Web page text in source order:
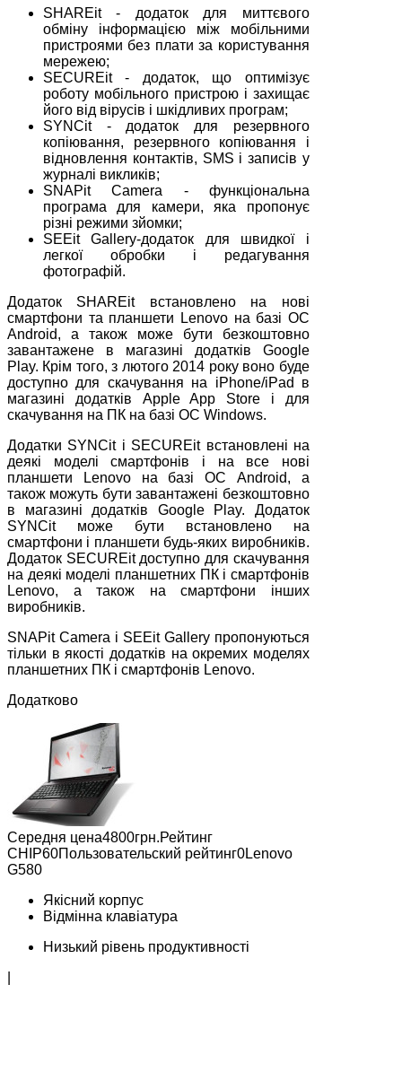
SHAREit - додаток для миттєвого
обміну інформацією між мобільними
пристроями без плати за користування
мережею;
SECUREit - додаток, що оптимізує
роботу мобільного пристрою і захищає
його від вірусів і шкідливих програм;
SYNCit - додаток для резервного
копіювання, резервного копіювання і
відновлення контактів, SMS і записів у
журналі викликів;
SNAPit Camera - функціональна
програма для камери, яка пропонує
різні режими зйомки;
SEEit Gallery-додаток для швидкої і
легкої обробки і редагування
фотографій.
Додаток SHAREit встановлено на нові
смартфони та планшети Lenovo на базі ОС
Android, а також може бути безкоштовно
завантажене в магазині додатків Google
Play. Крім того, з лютого 2014 року воно буде
доступно для скачування на iPhone/iPad в
магазині додатків Apple App Store і для
скачування на ПК на базі ОС Windows.
Додатки SYNCit і SECUREit встановлені на
деякі моделі смартфонів і на все нові
планшети Lenovo на базі ОС Android, а
також можуть бути завантажені безкоштовно
в магазині додатків Google Play. Додаток
SYNCit може бути встановлено на
смартфони і планшети будь-яких виробників.
Додаток SECUREit доступно для скачування
на деякі моделі планшетних ПК і смартфонів
Lenovo, а також на смартфони інших
виробників.
SNAPit Camera і SEEit Gallery пропонуються
тільки в якості додатків на окремих моделях
планшетних ПК і смартфонів Lenovo.
Додатково
Середня цена4800грн.Рейтинг
СНІР60Пользовательский рейтинг0Lenovo
G580
Якісний корпус
Відмінна клавіатура
Низький рівень продуктивності